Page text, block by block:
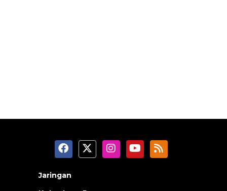
Jaringan